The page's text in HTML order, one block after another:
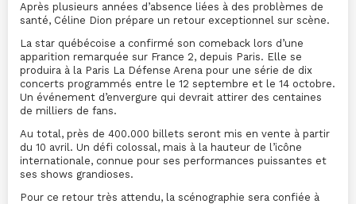
Après plusieurs années d’absence liées à des problèmes de
santé, Céline Dion prépare un retour exceptionnel sur scène.
La star québécoise a confirmé son comeback lors d’une
apparition remarquée sur France 2, depuis Paris. Elle se
produira à la Paris La Défense Arena pour une série de dix
concerts programmés entre le 12 septembre et le 14 octobre.
Un événement d’envergure qui devrait attirer des centaines
de milliers de fans.
Au total, près de 400.000 billets seront mis en vente à partir
du 10 avril. Un défi colossal, mais à la hauteur de l’icône
internationale, connue pour ses performances puissantes et
ses shows grandioses.
Pour ce retour très attendu, la scénographie sera confiée à